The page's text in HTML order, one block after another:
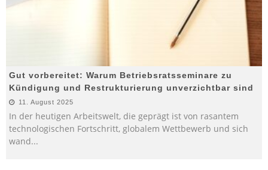
Gut vorbereitet: Warum Betriebsratsseminare zu
Kündigung und Restrukturierung unverzichtbar sind
11. August 2025
In der heutigen Arbeitswelt, die geprägt ist von rasantem
technologischen Fortschritt, globalem Wettbewerb und sich
wand...